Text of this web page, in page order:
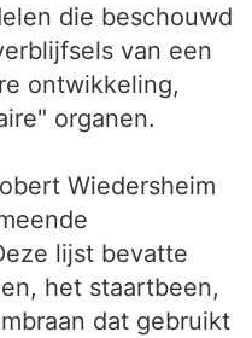
die beschouwd
van een
ontwikkeling,
organen.
Wiedersheim
lijst bevatte
het staartbeen,
dat gebruikt